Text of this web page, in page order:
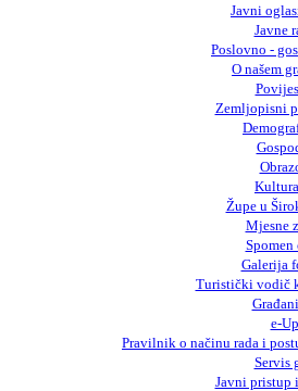
Javni
Javne
Poslovno -
O našem
Zemljopisni
Župe u
Mjesne
Galerija
Turistički vodič
Građani
e-
Pravilnik o načinu rada i
Servis
Javni pristup